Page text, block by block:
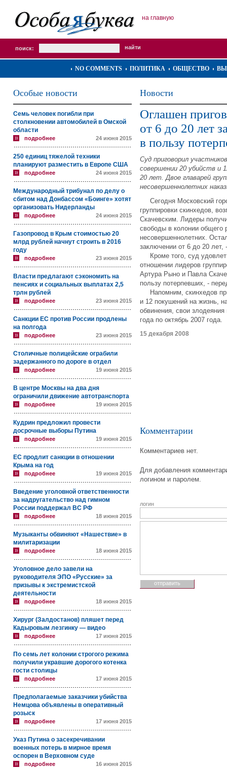
на главную
поиск:
NO COMMENTS ПОЛИТИКА ОБЩЕСТВО
Особые новости
Семь человек погибли при
столкновении автомобилей в Омской
области
подробнее 24 июня 2015
250 единиц тяжелой техники
планируют разместить в Европе США
подробнее 24 июня 2015
Международный трибунал по делу о
сбитом над Донбассом «Боинге» хотят
организовать Нидерланды
подробнее 24 июня 2015
Газопровод в Крым стоимостью 20
млрд рублей начнут строить в 2016
году
подробнее 23 июня 2015
Власти предлагают сэкономить на
пенсиях и социальных выплатах 2,5
трлн рублей
подробнее 23 июня 2015
Санкции ЕС против России продлены
на полгода
подробнее 23 июня 2015
Столичные полицейские ограбили
задержанного по дороге в отдел
подробнее 19 июня 2015
В центре Москвы на два дня
ограничили движение автотранспорта
подробнее 19 июня 2015
Кудрин предложил провести
досрочные выборы Путина
подробнее 19 июня 2015
ЕС продлит санкции в отношении
Крыма на год
подробнее 19 июня 2015
Введение уголовной ответственности
за надругательство над гимном
России поддержал ВС РФ
подробнее 18 июня 2015
Музыканты обвиняют «Нашествие» в
милитаризации
подробнее 18 июня 2015
Уголовное дело завели на
руководителя ЭПО «Русские» за
призывы к экстремистской
деятельности
подробнее 18 июня 2015
Хирург (Залдостанов) пляшет перед
Кадыровым лезгинку — видео
подробнее 17 июня 2015
По семь лет колонии строгого режима
получили укравшие дорогого котенка
гости столицы
подробнее 17 июня 2015
Предполагаемые заказчики убийства
Немцова объявлены в оперативный
розыск
подробнее 17 июня 2015
Указ Путина о засекречивании
военных потерь в мирное время
оспорен в Верховном суде
подробнее 16 июня 2015
Новости
Оглашен
от 6 до 20 лет
в пользу
Суд приговорил
совершении 20 убийств и
20 лет. Двое главарей
несовершеннолетних
Сегодня Московский
группировки скинхедов,
Скачевским. Лидеры
свободы в колонии
несовершеннолетних.
заключении от 6 до 20
Кроме того, суд
отношении лидеров
Артура Рыно и Павла
пользу потерпевших, -
Напомним, скинхедов
и 12 покушений на жизнь,
обвинения, свои
года по октябрь 2007 года.
15 декабря 2008
Комментарии
Комментариев нет.
Для добавления
логином и паролем.
логин